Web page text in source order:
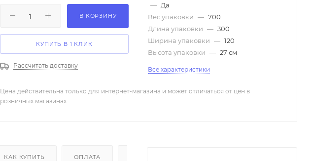
В КОРЗИНУ
КУПИТЬ В 1 КЛИК
Рассчитать доставку
— Да
Вес упаковки — 700
Длина упаковки — 300
Ширина упаковки — 120
Высота упаковки — 27 см
Все характеристики
Цена действительна только для интернет-магазина и может отличаться от цен в
розничных магазинах
КАК КУПИТЬ ОПЛАТА